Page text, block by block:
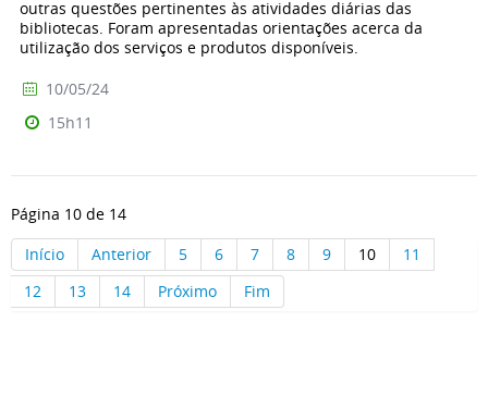
outras questões pertinentes às atividades diárias das
bibliotecas. Foram apresentadas orientações acerca da
utilização dos serviços e produtos disponíveis.
10/05/24
15h11
Página 10 de 14
Início
Anterior 5 6 7 8 9 10
11
12
13 14 Próximo Fim